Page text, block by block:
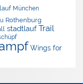
München
Rothenburg
stadtlauf Trail
Wings for